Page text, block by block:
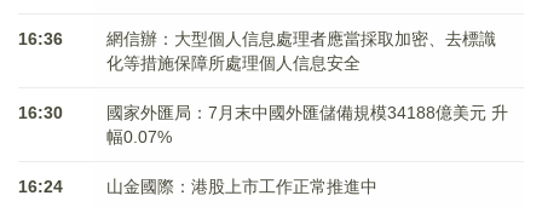
16:36
網信辦：大型個人信息處理者應當採取加密、去標識
化等措施保障所處理個人信息安全
16:30
國家外匯局：7月末中國外匯儲備規模34188億美元 升
幅0.07%
16:24 山金國際：港股上市工作正常推進中